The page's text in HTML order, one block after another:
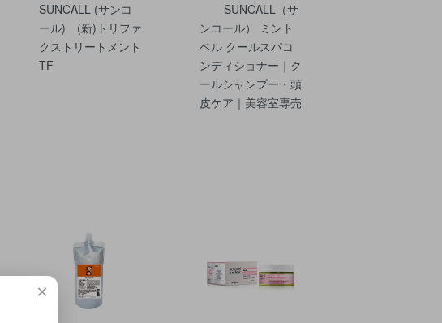
SUNCALL (サンコ
ール) (新)トリファ
クストリートメント
TF
SUNCALL（サ
ンコール） ミント
ベル クールスパコ
ンディショナー｜ク
ールシャンプー・頭
皮ケア｜美容室専売
×